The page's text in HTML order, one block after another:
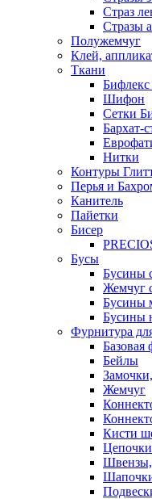
Страз
Стразы
Полужемчуг
Клей,
Ткани
Бифлекс
Шифон
Сетки
Бархат-
Нитки
Контуры
Перья и
Канитель
Пайетки
Бисер
Бусы
Бусины
Жемчуг
Бусины
Бусины
Фурнитура
Базовая
Бейлы
Жемчуг
Кисти
Швензы,